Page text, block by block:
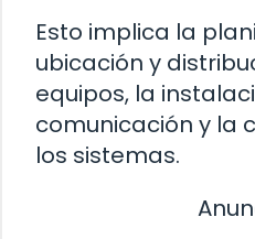
Esto implica la
ubicación y
equipos, la
comunicación y la
los sistemas.